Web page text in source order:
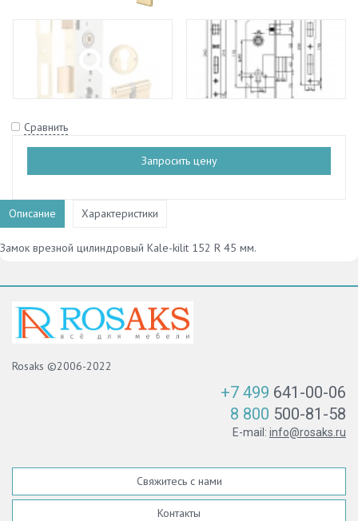
Сравнить
Запросить цену
Описание Характеристики
Замок врезной цилиндровый Kale-kilit 152 R 45 мм.
Rosaks ©2006-2022
+7 499 641-00-06
8 800 500-81-58
E-mail: info@rosaks.ru
Свяжитесь с нами
Контакты